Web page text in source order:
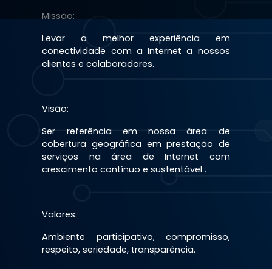
Missão:
Levar a melhor experiência em
conectividade com a Internet a nossos
clientes e colaboradores.
Visão:
Ser referência em nossa área de
cobertura geográfica em prestação de
serviços na área de Internet com
crescimento contínuo e sustentável .
Valores:
Ambiente participativo, compromisso,
respeito, seriedade, transparência.